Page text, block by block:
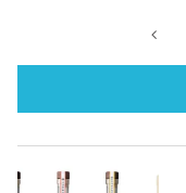
テキーラの飲み方